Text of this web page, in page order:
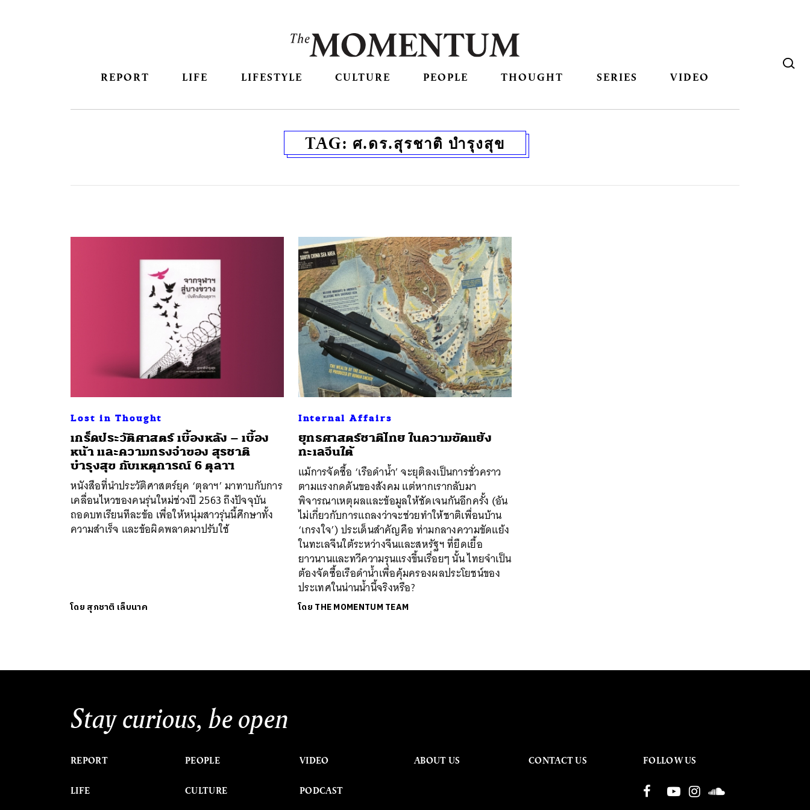
REPORT LIFE LIFESTYLE CULTURE PEOPLE THOUGHT SERIES VIDEO
TAG: ศ.ดร.สุรชาติ บำรุงสุข
Lost in Thought
เกร็ดประวัติศาสตร์ เบื้องหลัง – เบื้อง
หน้า และความทรงจำของ สุรชาติ
บำรุงสุข กับเหตุการณ์ 6 ตุลาฯ
หนังสือที่นำประวัติศาสตร์ยุค ‘ตุลาฯ’ มาทาบกับการ
เคลื่อนไหวของคนรุ่นใหม่ช่วงปี 2563 ถึงปัจจุบัน
ถอดบทเรียนทีละข้อ เพื่อให้หนุ่มสาวรุ่นนี้ศึกษาทั้ง
ความสำเร็จ และข้อผิดพลาดมาปรับใช้
โดย สุภชาติ เล็บนาค
Internal Affairs
ยุทธศาสตร์ชาติไทย ในความขัดแย้ง
ทะเลจีนใต้
แม้การจัดซื้อ ‘เรือดำน้ำ’ จะยุติลงเป็นการชั่วคราว
ตามแรงกดดันของสังคม แต่หากเรากลับมา
พิจารณาเหตุผลและข้อมูลให้ชัดเจนกันอีกครั้ง (อัน
ไม่เกี่ยวกับการแถลงว่าจะช่วยทำให้ชาติเพื่อนบ้าน
‘เกรงใจ’) ประเด็นสำคัญคือ ท่ามกลางความขัดแย้ง
ในทะเลจีนใต้ระหว่างจีนและสหรัฐฯ ที่ยืดเยื้อ
ยาวนานและทวีความรุนแรงขึ้นเรื่อยๆ นั้น ไทยจำเป็น
ต้องจัดซื้อเรือดำน้ำเพื่อคุ้มครองผลประโยชน์ของ
ประเทศในน่านน้ำนี้จริงหรือ?
โดย THE MOMENTUM TEAM
Stay curious, be open
REPORT
LIFE
PEOPLE
CULTURE
VIDEO
PODCAST
ABOUT US CONTACT US FOLLOW US
ค้นหา
SHARE TWEET LINE EMAIL